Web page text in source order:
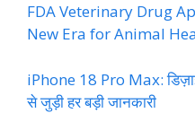
FDA Veterinary Drug
New Era for Animal
iPhone 18 Pro Max:
से जुड़ी हर बड़ी जानकारी